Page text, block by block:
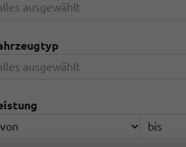
ausgewählt
ausgewählt